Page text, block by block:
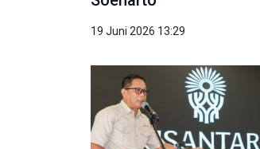
19 Juni 2026 13:29